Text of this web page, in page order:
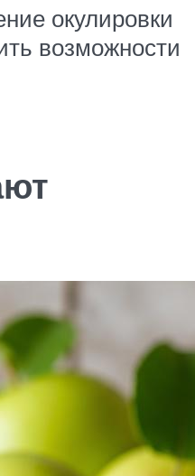
окулировки
возможности